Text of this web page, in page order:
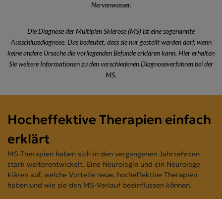
Nervenwasser.
Die Diagnose der Multiplen Sklerose (MS) ist eine sogenannte
Ausschlussdiagnose. Das bedeutet, dass sie nur gestellt werden darf, wenn
keine andere Ursache die vorliegenden Befunde erklären kann. Hier erhalten
Sie weitere Informationen zu den verschiedenen Diagnoseverfahren bei der
MS.
Hocheffektive Therapien einfach
erklärt
MS-Therapien haben sich in den vergangenen Jahrzehnten
stark weiterentwickelt. Eine Neurologin und ein Neurologe
klären auf, welche Vorteile neue, hocheffektive Therapien
haben und wie sie den MS-Verlauf beeinflussen können.